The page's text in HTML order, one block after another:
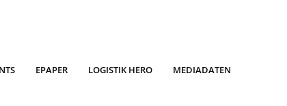
EPAPER LOGISTIK HERO MEDIADATEN